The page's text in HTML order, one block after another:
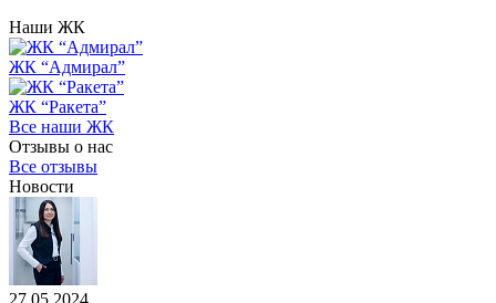
Наши ЖК
ЖК “Адмирал”
ЖК “Ракета”
Все наши ЖК
Отзывы о нас
Все отзывы
Новости
27.05.2024